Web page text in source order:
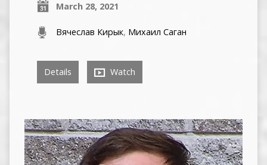
March 28, 2021
Вячеслав Кирык, Михаил Саган
Details Watch